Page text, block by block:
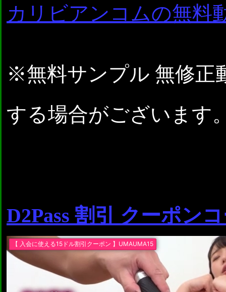
カリビアンコムの無料
※無料サンプル 無修正
する場合がございます
D2Pass 割引 クーポン